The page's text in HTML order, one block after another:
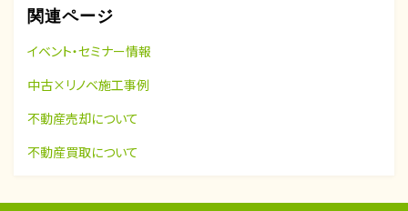
関連ページ
イベント・セミナー情報
中古×リノベ施工事例
不動産売却について
不動産買取について